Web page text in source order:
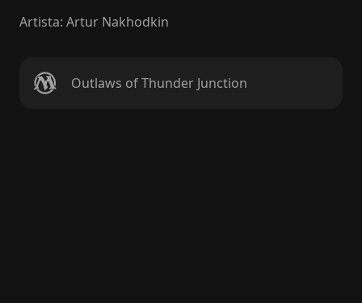
Artista: Artur Nakhodkin
Outlaws of Thunder Junction